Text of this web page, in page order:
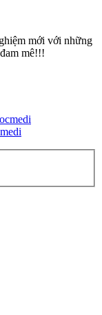
mới với những
mê!!!